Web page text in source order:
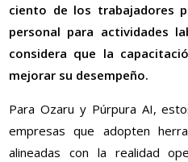
ciento de los trabajadores
personal para actividades
considera que la
mejorar su desempeño.
Para Ozaru y Púrpura AI,
empresas que adopten
alineadas con la realidad